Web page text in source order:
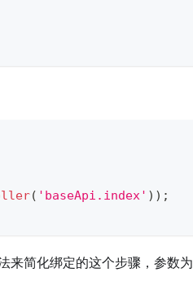
( 'baseApi.index' ) ) ;
来简化绑定的这个步骤，参数为